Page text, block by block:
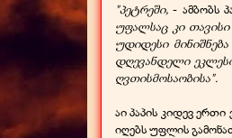
"პეტრეში, - ამბობს
უფალსაც კი
უდიდესი
დღევანდელი
ღვთისმოსაობისა".
აი პაპის კიდევ
იღებს უფლის